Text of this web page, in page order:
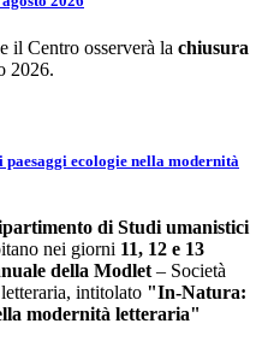
il Centro osserverà la chiusura
2026.
ecologie nella modernità
di Studi umanistici
nei giorni 11, 12 e 13
della Modlet – Società
intitolato "In-Natura:
modernità letteraria"